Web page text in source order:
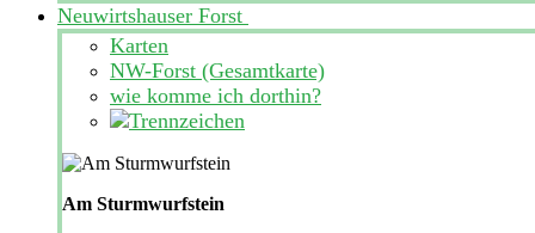
Neuwirtshauser Forst
Karten
NW-Forst (Gesamtkarte)
wie komme ich dorthin?
Am Sturmwurfstein